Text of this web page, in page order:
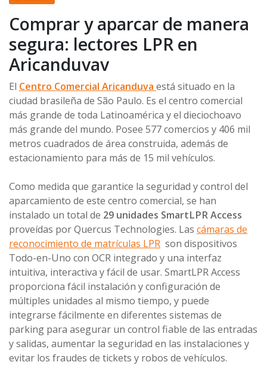
Comprar y aparcar de manera
segura: lectores LPR en
Aricanduvav
El Centro Comercial Aricanduva está situado en la
ciudad brasileña de São Paulo. Es el centro comercial
más grande de toda Latinoamérica y el dieciochoavo
más grande del mundo. Posee 577 comercios y 406 mil
metros cuadrados de área construida, además de
estacionamiento para más de 15 mil vehículos.
Como medida que garantice la seguridad y control del
aparcamiento de este centro comercial, se han
instalado un total de 29 unidades SmartLPR Access
proveídas por Quercus Technologies. Las cámaras de
reconocimiento de matrículas LPR son dispositivos
Todo-en-Uno con OCR integrado y una interfaz
intuitiva, interactiva y fácil de usar. SmartLPR Access
proporciona fácil instalación y configuración de
múltiples unidades al mismo tiempo, y puede
integrarse fácilmente en diferentes sistemas de
parking para asegurar un control fiable de las entradas
y salidas, aumentar la seguridad en las instalaciones y
evitar los fraudes de tickets y robos de vehículos.